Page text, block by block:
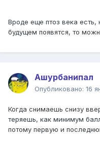
Сейчас появились
пытаюсь их
безуспешно (максимум
Вроде еще птоз века есть,
будущем появятся, то
Ашурбанипал
Опубликовано: 16
Когда снимаешь снизу
теряешь, как минимум
потому первую и